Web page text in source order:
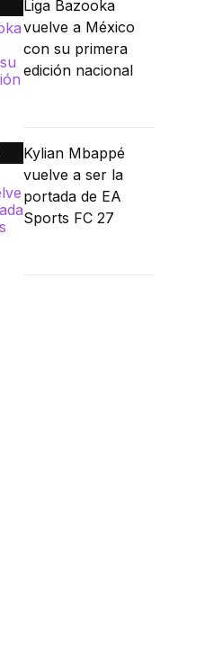
Liga Bazooka
vuelve a México
con su primera
edición nacional
Kylian Mbappé
vuelve a ser la
portada de EA
Sports FC 27